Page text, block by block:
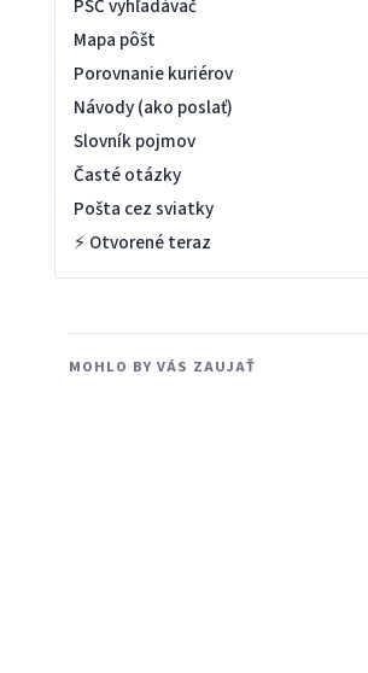
PSČ vyhľadávač
Mapa pôšt
Porovnanie kuriérov
Návody (ako poslať)
Slovník pojmov
Časté otázky
Pošta cez sviatky
⚡ Otvorené teraz
MOHLO BY VÁS ZAUJAŤ